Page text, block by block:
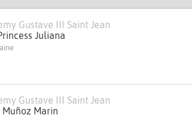
Gustave III Saint Jean
Juliana
Gustave III Saint Jean
Muñoz Marin